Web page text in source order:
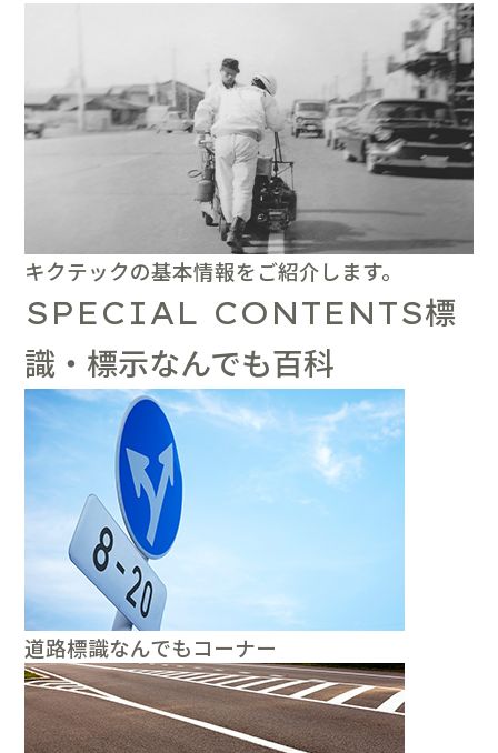
キクテックの基本情報をご紹介します。
SPECIAL CONTENTS標
識・標示なんでも百科
道路標識なんでもコーナー